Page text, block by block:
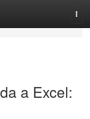
a Excel: